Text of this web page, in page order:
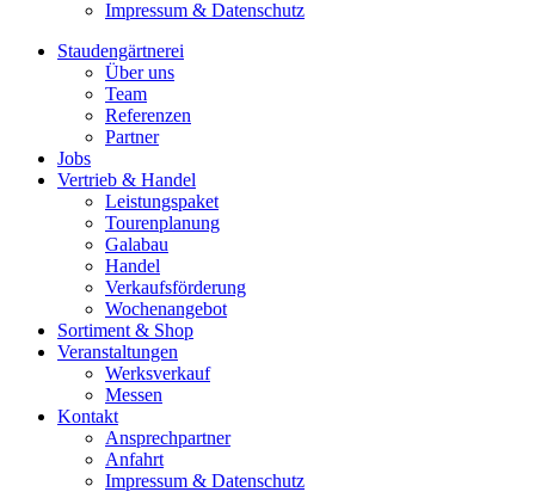
Impressum & Datenschutz
Staudengärtnerei
Über uns
Team
Referenzen
Partner
Jobs
Vertrieb & Handel
Leistungspaket
Tourenplanung
Galabau
Handel
Verkaufsförderung
Wochenangebot
Sortiment & Shop
Veranstaltungen
Werksverkauf
Messen
Kontakt
Ansprechpartner
Anfahrt
Impressum & Datenschutz